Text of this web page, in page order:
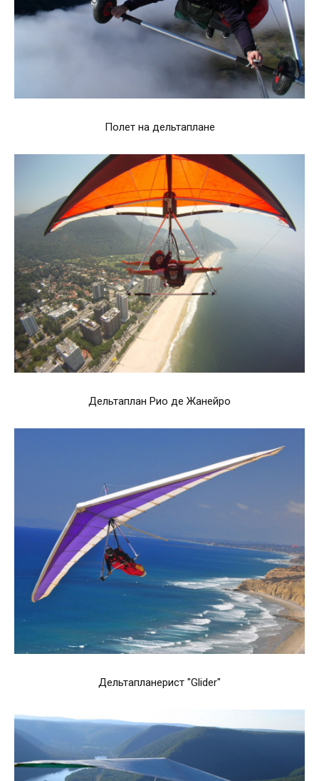
Полет на дельтаплане
Дельтаплан Рио де Жанейро
Дельтапланерист "Glider"